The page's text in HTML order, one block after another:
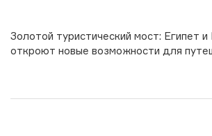
Золотой туристический мост: Египет и
откроют новые возможности для